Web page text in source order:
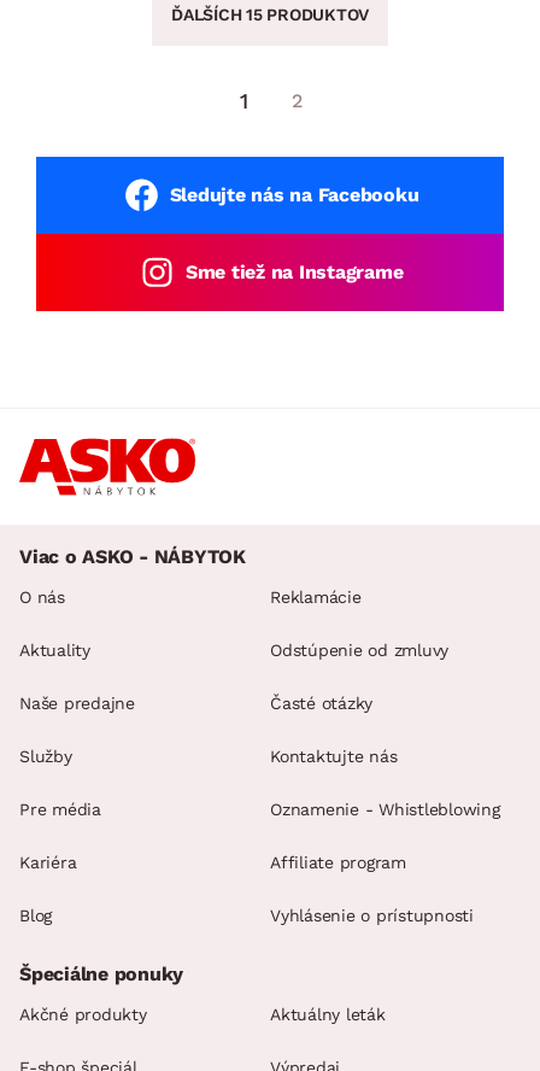
ĎALŠÍCH 15 PRODUKTOV
1 2
Sledujte nás na Facebooku
Sme tiež na Instagrame
Viac o ASKO - NÁBYTOK
O nás
Aktuality
Naše predajne
Služby
Pre média
Kariéra
Blog
Reklamácie
Odstúpenie od zmluvy
Časté otázky
Kontaktujte nás
Oznamenie - Whistleblowing
Affiliate program
Vyhlásenie o prístupnosti
Špeciálne ponuky
Akčné produkty Aktuálny leták